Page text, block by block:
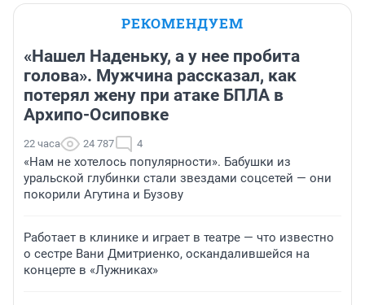
РЕКОМЕНДУЕМ
«Нашел Наденьку, а у нее пробита
голова». Мужчина рассказал, как
потерял жену при атаке БПЛА в
Архипо-Осиповке
22 часа 24 787 4
«Нам не хотелось популярности». Бабушки из
уральской глубинки стали звездами соцсетей — они
покорили Агутина и Бузову
Работает в клинике и играет в театре — что известно
о сестре Вани Дмитриенко, оскандалившейся на
концерте в «Лужниках»